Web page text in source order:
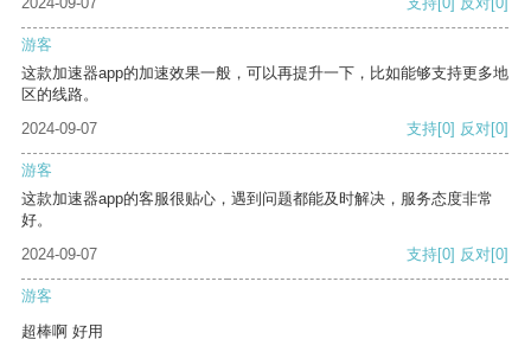
游客
这款加速器app的加速效果一般，可以再提升一下，比如能够支持更多地
区的线路。
2024-09-07
支持[0] 反对[0]
游客
这款加速器app的客服很贴心，遇到问题都能及时解决，服务态度非常
好。
2024-09-07
支持[0] 反对[0]
游客
超棒啊 好用